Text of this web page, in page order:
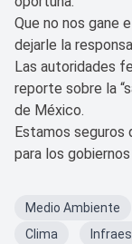
Que no nos gane
dejarle la
Las autoridades
reporte sobre la
de México.
Estamos seguros
para los
Medio Ambiente
Clima